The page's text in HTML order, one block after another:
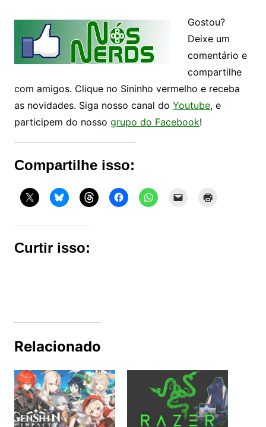
Gostou?
Deixe um
comentário e
compartilhe
com amigos. Clique no Sininho vermelho e receba
as novidades. Siga nosso canal do Youtube, e
participem do nosso grupo do Facebook!
Compartilhe isso:
Curtir isso:
Relacionado